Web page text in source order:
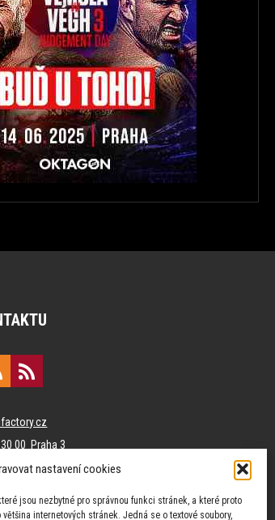
nastavení cookies
jsou nezbytné pro správnou funkci stránek, a které proto
internetových stránek. Jedná se o textové soubory,
00 Praha 3